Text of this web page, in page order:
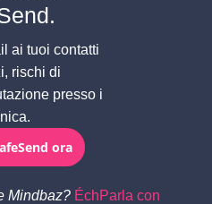
ai tuoi contatti
rischi di
presso i
ora
Mindbaz? ÉchParla con